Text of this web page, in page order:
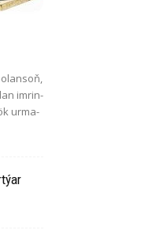
im­rin­
ur­ma­